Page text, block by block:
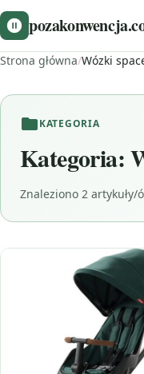
Strona główna/Wózki
KATEGORIA
Kategoria:
Znaleziono 2 artykuły/